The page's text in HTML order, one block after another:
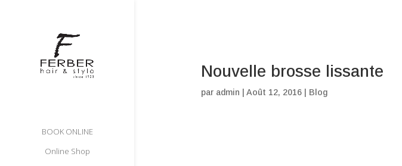
BOOK ONLINE
Online Shop
Nouvelle brosse lissante
par admin Août 12, 2016| Blog